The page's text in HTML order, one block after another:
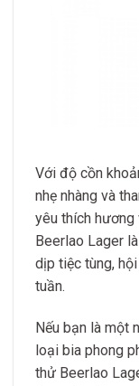
Với độ cồn
nhẹ nhàng và
yêu thích hương
Beerlao Lager
dịp tiệc tùng,
tuần.
Nếu bạn là một
loại bia phong
thử Beerlao